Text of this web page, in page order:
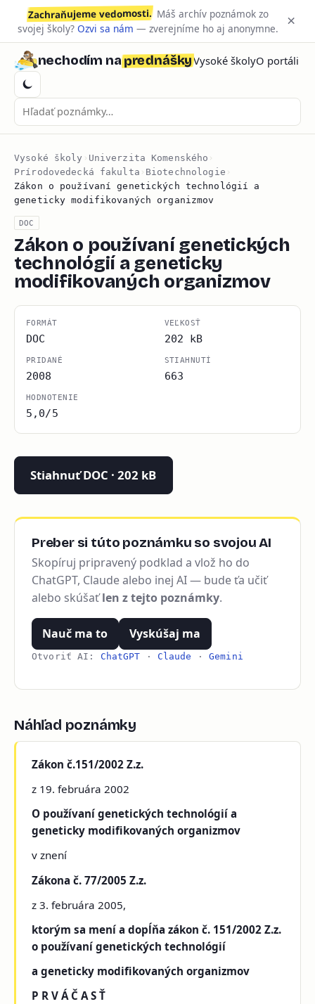
Zachraňujeme vedomosti. Máš archív poznámok zo
svojej školy? Ozvi sa nám — zverejníme ho aj anonymne. ×
nechodím naprednáškyVysoké školyO portáli
Vysoké školy › Univerzita Komenského ›
Prírodovedecká fakulta › Biotechnologie ›
Zákon o používaní genetických technológií a
geneticky modifikovaných organizmov
DOC
Zákon o používaní genetických
technológií a geneticky
modifikovaných organizmov
FORMÁT
DOC
VEĽKOSŤ
202 kB
PRIDANÉ
2008
STIAHNUTÍ
663
HODNOTENIE
5,0/5
Stiahnuť DOC · 202 kB
Preber si túto poznámku so svojou AI
Skopíruj pripravený podklad a vlož ho do
ChatGPT, Claude alebo inej AI — bude ťa učiť
alebo skúšaťlen z tejto poznámky.
Nauč ma to Vyskúšaj ma
Otvoriť AI: ChatGPT · Claude ·Gemini
Náhľad poznámky
Zákon č.151/2002 Z.z.
z 19. februára 2002
O používaní genetických technológií a
geneticky modifikovaných organizmov
v znení
Zákona č. 77/2005 Z.z.
z 3. februára 2005,
ktorým sa mení a dopĺňa zákon č. 151/2002 Z.z.
o používaní genetických technológií
a geneticky modifikovaných organizmov
P R V Á Č A S Ť